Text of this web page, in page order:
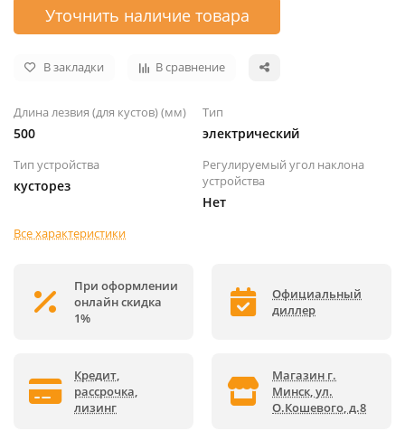
Уточнить наличие товара
В закладки В сравнение
Длина лезвия (для кустов) (мм)
500
Тип
электрический
Тип устройства
кусторез
Регулируемый угол наклона
устройства
Нет
Все характеристики
При оформлении
онлайн скидка
1%
Официальный
диллер
Кредит,
рассрочка,
лизинг
Магазин г.
Минск, ул.
О.Кошевого, д.8